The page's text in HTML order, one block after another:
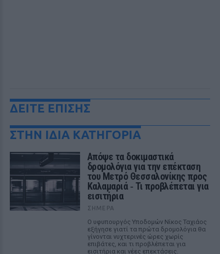
ΔΕΙΤΕ ΕΠΙΣΗΣ
ΣΤΗΝ ΙΔΙΑ ΚΑΤΗΓΟΡΙΑ
Απόψε τα δοκιμαστικά
δρομολόγια για την επέκταση
του Μετρό Θεσσαλονίκης προς
Καλαμαριά ‑ Τι προβλέπεται για
εισιτήρια
ΣΉΜΕΡΑ
Ο υφυπουργός Υποδομών Νίκος Ταχιάος
εξήγησε γιατί τα πρώτα δρομολόγια θα
γίνονται νυχτερινές ώρες χωρίς
επιβάτες, και τι προβλέπεται για
εισιτήρια και νέες επεκτάσεις.